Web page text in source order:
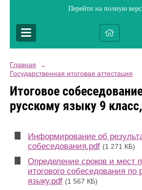
Перейти на полную
Главная →
Государственная итоговая аттестация
Итоговое
русскому языку 9
Информирование об
собеседования.pdf (1 271 КБ)
Определение сроков и мест
итогового собеседования по
языку.pdf (1 567 КБ)